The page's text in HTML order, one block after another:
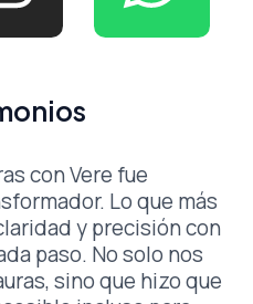
t
a
g
s
a
con Vere fue
Lo que más
y precisión con
paso. No solo nos
sino que hizo que